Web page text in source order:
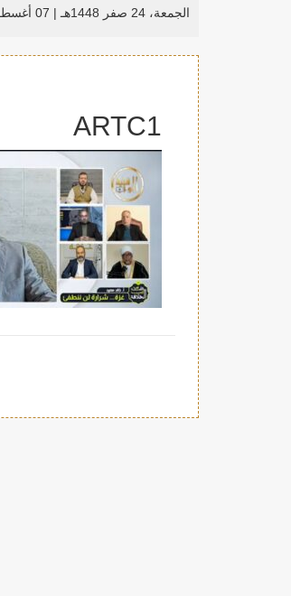
الجمعة، 24 صفر 1448هـ | 07 أغسطس 2026م |
ARTC1